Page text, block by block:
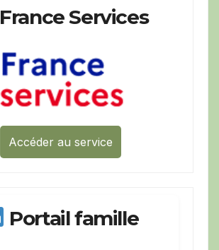
France Services
Accéder au service
Portail famille